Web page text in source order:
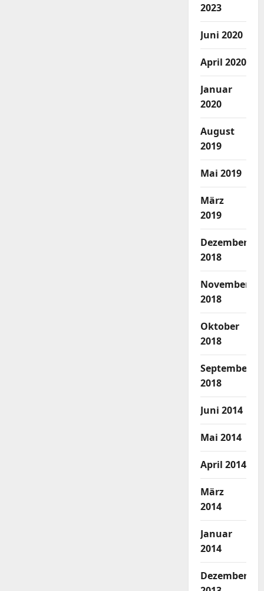
2023
Juni 2020
April 2020
Januar
2020
August
2019
Mai 2019
März
2019
Dezember
2018
November
2018
Oktober
2018
September
2018
Juni 2014
Mai 2014
April 2014
März
2014
Januar
2014
Dezember